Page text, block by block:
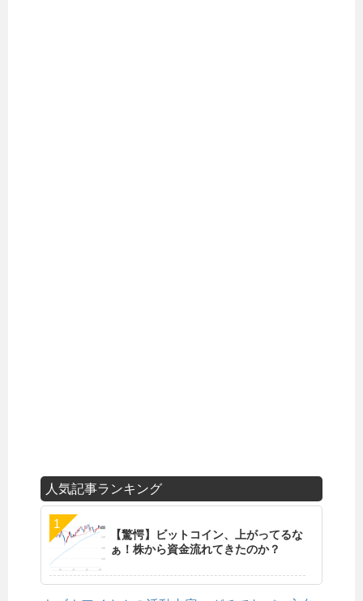
人気記事ランキング
【驚愕】ビットコイン、上がってるな
ぁ！株から資金流れてきたのか？